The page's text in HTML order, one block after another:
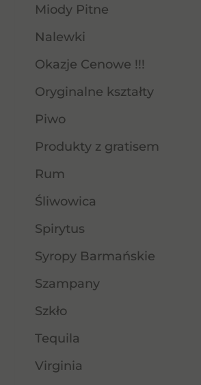
Miody Pitne
Nalewki
Okazje Cenowe !!!
Oryginalne kształty
Piwo
Produkty z gratisem
Rum
Śliwowica
Spirytus
Syropy Barmańskie
Szampany
Szkło
Tequila
Virginia